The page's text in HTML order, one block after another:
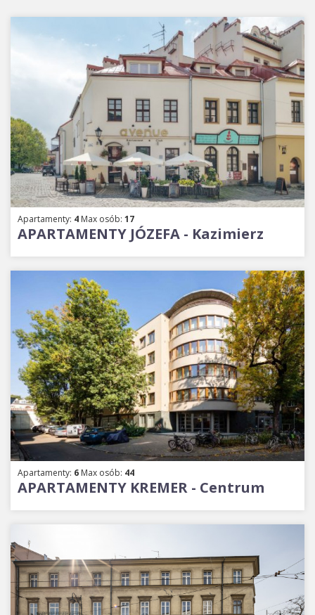
Apartamenty: 4 Max osób: 17
APARTAMENTY JÓZEFA - Kazimierz
Apartamenty: 6 Max osób: 44
APARTAMENTY KREMER - Centrum